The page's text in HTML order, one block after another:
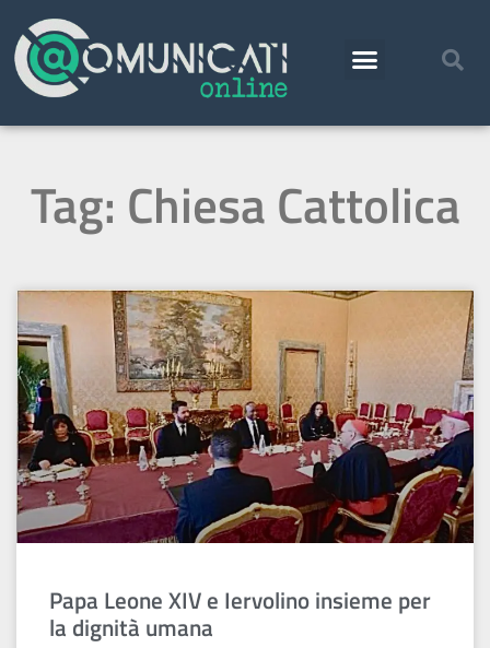
Tag: Chiesa Cattolica
Papa Leone XIV e Iervolino insieme per
la dignità umana